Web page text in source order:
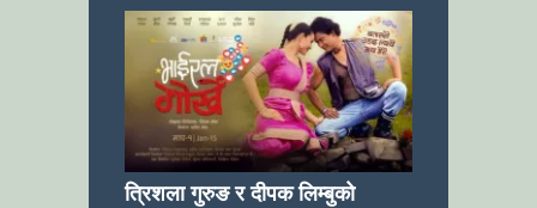
त्रिशला गुरुङ र दीपक लिम्बुको